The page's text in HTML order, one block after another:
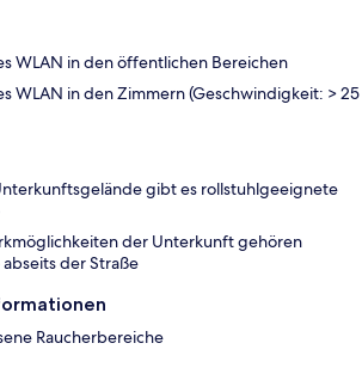
WLAN in den öffentlichen Bereichen
WLAN in den Zimmern (Geschwindigkeit: > 25
gibt es rollstuhlgeeignete
der Unterkunft gehören
abseits der Straße
Raucherbereiche